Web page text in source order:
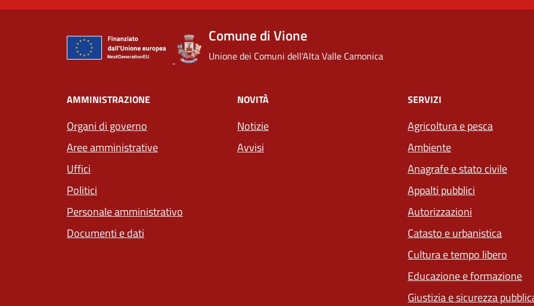
Comune di Vione
Unione dei Comuni dell'Alta Valle Camonica
AMMINISTRAZIONE
Organi di governo
Aree amministrative
Uffici
Politici
Personale amministrativo
Documenti e dati
NOVITÀ
Notizie
Avvisi
SERVIZI
Agricoltura e pesca
Ambiente
Anagrafe e stato civile
Appalti pubblici
Autorizzazioni
Catasto e urbanistica
Cultura e tempo libero
Educazione e formazione
Giustizia e sicurezza